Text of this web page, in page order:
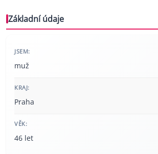
Základní údaje
JSEM:
muž
KRAJ:
Praha
VĚK:
46 let